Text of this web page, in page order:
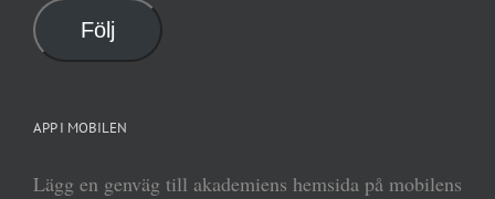
Följ
APP I MOBILEN
Lägg en genväg till akademiens hemsida på mobilens